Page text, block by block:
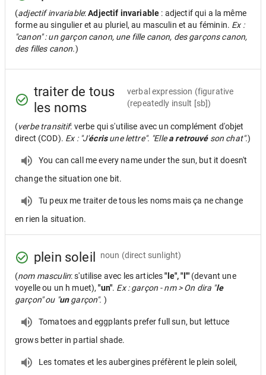
(adjectif invariable:Adjectif invariable : adjectif qui a la même
forme au singulier et au pluriel, au masculin et au féminin. Ex :
"canon" : un garçon canon, une fille canon, des garçons canon,
des filles canon.)
traiter de tous
les noms
verbal expression (figurative
(repeatedly insult [sb])
(verbe transitif: verbe qui s'utilise avec un complément d'objet
direct (COD). Ex : "J'écrisune lettre". "Ellea retrouvéson chat".)
You can call me every name under the sun, but it doesn't
change the situation one bit.
Tu peux me traiter de tous les noms mais ça ne change
en rien la situation.
plein soleil noun (direct sunlight)
(nom masculin: s'utilise avec les articles"le", "l'" (devant une
voyelle ou un h muet),"un". Ex : garçon - nm > On dira "le
garçon" ou "ungarçon". )
Tomatoes and eggplants prefer full sun, but lettuce
grows better in partial shade.
Les tomates et les aubergines préfèrent le plein soleil,